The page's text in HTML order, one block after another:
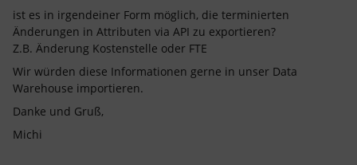
ist es in irgendeiner Form möglich, die terminierten
Änderungen in Attributen via API zu exportieren?
Z.B. Änderung Kostenstelle oder FTE
Wir würden diese Informationen gerne in unser Data
Warehouse importieren.
Danke und Gruß,
Michi